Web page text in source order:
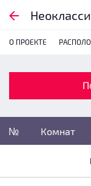
О ПРОЕКТЕ
№ Комнат
Подбор по
1